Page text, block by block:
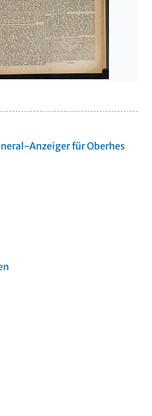
Anzeiger für Oberhes